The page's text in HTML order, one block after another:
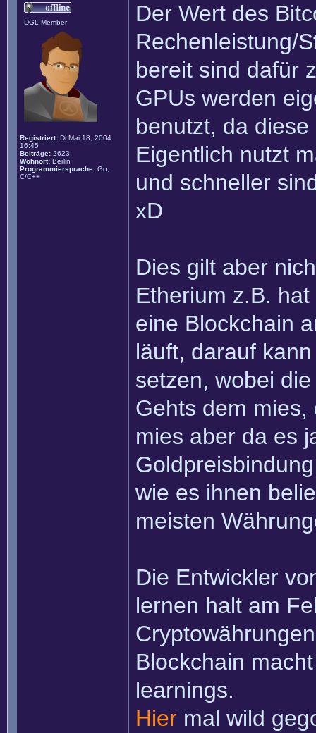
DGL Member
Registriert: Di Mai 18, 2004
16:45
Beiträge: 2623
Wohnort: Berlin
Programmiersprache: Go,
C/C++
Der Wert des
Rechenleistung/
bereit sind dafür
GPUs werden
benutzt, da
Eigentlich nutzt
und schneller
xD
Dies gilt aber
Etherium z.B.
eine Blockchain
läuft, darauf
setzen, wobei
Gehts dem
mies aber da es
wie es ihnen
meisten
Die Entwickler
lernen halt am
Blockchain
learnings.
Hier mal wild